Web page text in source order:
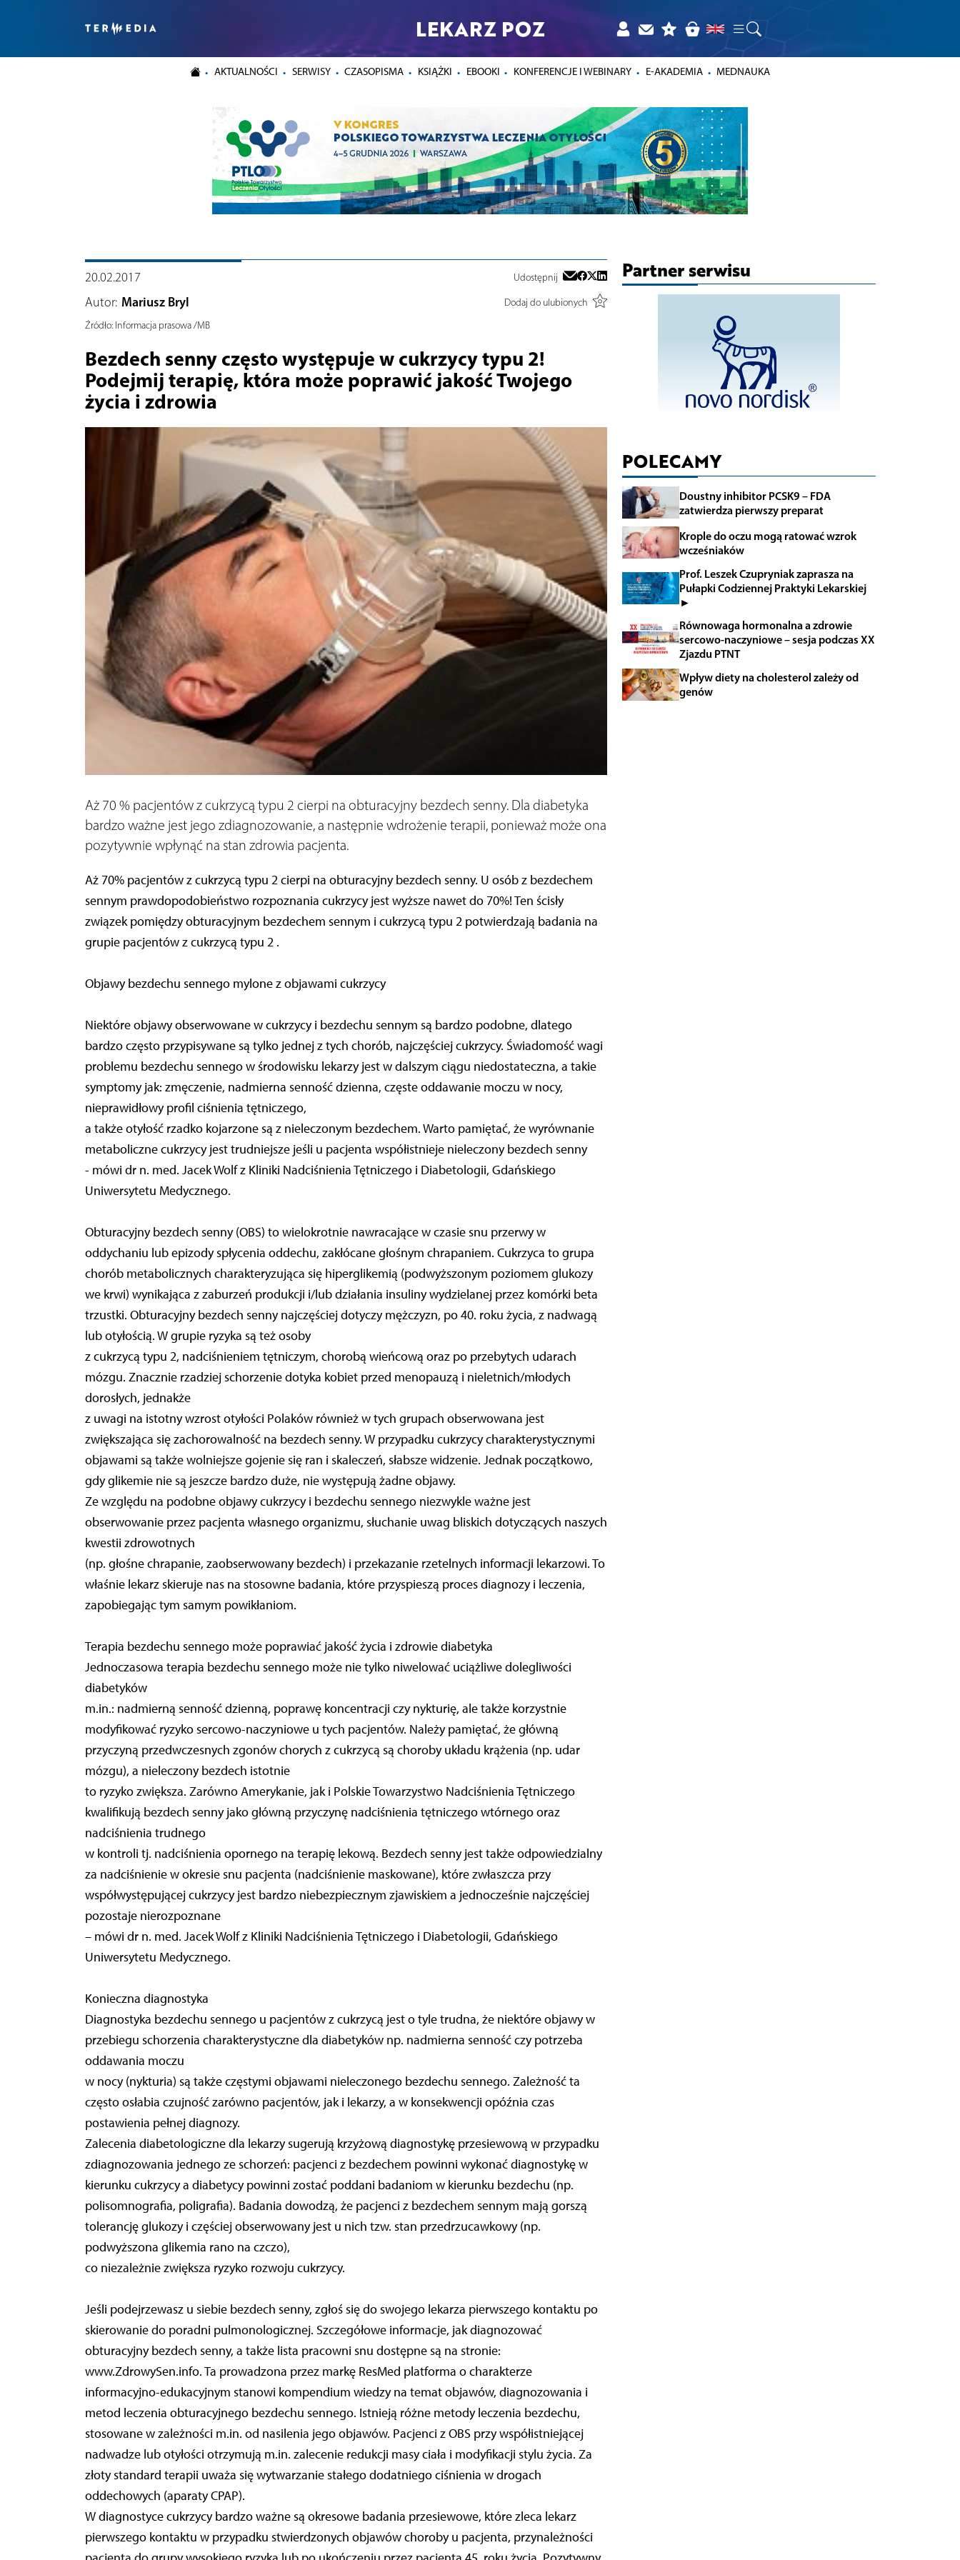
LEKARZ POZ
AKTUALNOŚCI SERWISY CZASOPISMA KSIĄŻKI EBOOKI KONFERENCJE I WEBINARY E-AKADEMIA MEDNAUKA
20.02.2017 Udostępnij
Autor: Mariusz Bryl
Dodaj do ulubionych
Źródło:Informacja prasowa /MB
Bezdech senny często występuje w cukrzycy typu 2!
Podejmij terapię, która może poprawić jakość Twojego
życia i zdrowia
Aż 70 % pacjentów z cukrzycą typu 2 cierpi na obturacyjny bezdech senny. Dla diabetyka
bardzo ważne jest jego zdiagnozowanie, a następnie wdrożenie terapii, ponieważ może ona
pozytywnie wpłynąć na stan zdrowia pacjenta.
Aż 70% pacjentów z cukrzycą typu 2 cierpi na obturacyjny bezdech senny. U osób z bezdechem
sennym prawdopodobieństwo rozpoznania cukrzycy jest wyższe nawet do 70%! Ten ścisły
związek pomiędzy obturacyjnym bezdechem sennym i cukrzycą typu 2 potwierdzają badania na
grupie pacjentów z cukrzycą typu 2 .
Objawy bezdechu sennego mylone z objawami cukrzycy
Niektóre objawy obserwowane w cukrzycy i bezdechu sennym są bardzo podobne, dlatego
bardzo często przypisywane są tylko jednej z tych chorób, najczęściej cukrzycy. Świadomość wagi
problemu bezdechu sennego w środowisku lekarzy jest w dalszym ciągu niedostateczna, a takie
symptomy jak: zmęczenie, nadmierna senność dzienna, częste oddawanie moczu w nocy,
nieprawidłowy profil ciśnienia tętniczego,
a także otyłość rzadko kojarzone są z nieleczonym bezdechem. Warto pamiętać, że wyrównanie
metaboliczne cukrzycy jest trudniejsze jeśli u pacjenta współistnieje nieleczony bezdech senny
- mówi dr n. med. Jacek Wolf z Kliniki Nadciśnienia Tętniczego i Diabetologii, Gdańskiego
Uniwersytetu Medycznego.
Obturacyjny bezdech senny (OBS) to wielokrotnie nawracające w czasie snu przerwy w
oddychaniu lub epizody spłycenia oddechu, zakłócane głośnym chrapaniem. Cukrzyca to grupa
chorób metabolicznych charakteryzująca się hiperglikemią (podwyższonym poziomem glukozy
we krwi) wynikająca z zaburzeń produkcji i/lub działania insuliny wydzielanej przez komórki beta
trzustki. Obturacyjny bezdech senny najczęściej dotyczy mężczyzn, po 40. roku życia, z nadwagą
lub otyłością. W grupie ryzyka są też osoby
z cukrzycą typu 2, nadciśnieniem tętniczym, chorobą wieńcową oraz po przebytych udarach
mózgu. Znacznie rzadziej schorzenie dotyka kobiet przed menopauzą i nieletnich/młodych
dorosłych, jednakże
z uwagi na istotny wzrost otyłości Polaków również w tych grupach obserwowana jest
zwiększająca się zachorowalność na bezdech senny. W przypadku cukrzycy charakterystycznymi
objawami są także wolniejsze gojenie się ran i skaleczeń, słabsze widzenie. Jednak początkowo,
gdy glikemie nie są jeszcze bardzo duże, nie występują żadne objawy.
Ze względu na podobne objawy cukrzycy i bezdechu sennego niezwykle ważne jest
obserwowanie przez pacjenta własnego organizmu, słuchanie uwag bliskich dotyczących naszych
kwestii zdrowotnych
(np. głośne chrapanie, zaobserwowany bezdech) i przekazanie rzetelnych informacji lekarzowi. To
właśnie lekarz skieruje nas na stosowne badania, które przyspieszą proces diagnozy i leczenia,
zapobiegając tym samym powikłaniom.
Terapia bezdechu sennego może poprawiać jakość życia i zdrowie diabetyka
Jednoczasowa terapia bezdechu sennego może nie tylko niwelować uciążliwe dolegliwości
diabetyków
m.in.: nadmierną senność dzienną, poprawę koncentracji czy nykturię, ale także korzystnie
modyfikować ryzyko sercowo-naczyniowe u tych pacjentów. Należy pamiętać, że główną
przyczyną przedwczesnych zgonów chorych z cukrzycą są choroby układu krążenia (np. udar
mózgu), a nieleczony bezdech istotnie
to ryzyko zwiększa. Zarówno Amerykanie, jak i Polskie Towarzystwo Nadciśnienia Tętniczego
kwalifikują bezdech senny jako główną przyczynę nadciśnienia tętniczego wtórnego oraz
nadciśnienia trudnego
w kontroli tj. nadciśnienia opornego na terapię lekową. Bezdech senny jest także odpowiedzialny
za nadciśnienie w okresie snu pacjenta (nadciśnienie maskowane), które zwłaszcza przy
współwystępującej cukrzycy jest bardzo niebezpiecznym zjawiskiem a jednocześnie najczęściej
pozostaje nierozpoznane
– mówi dr n. med. Jacek Wolf z Kliniki Nadciśnienia Tętniczego i Diabetologii, Gdańskiego
Uniwersytetu Medycznego.
Konieczna diagnostyka
Diagnostyka bezdechu sennego u pacjentów z cukrzycą jest o tyle trudna, że niektóre objawy w
przebiegu schorzenia charakterystyczne dla diabetyków np. nadmierna senność czy potrzeba
oddawania moczu
w nocy (nykturia) są także częstymi objawami nieleczonego bezdechu sennego. Zależność ta
często osłabia czujność zarówno pacjentów, jak i lekarzy, a w konsekwencji opóźnia czas
postawienia pełnej diagnozy.
Zalecenia diabetologiczne dla lekarzy sugerują krzyżową diagnostykę przesiewową w przypadku
zdiagnozowania jednego ze schorzeń: pacjenci z bezdechem powinni wykonać diagnostykę w
kierunku cukrzycy a diabetycy powinni zostać poddani badaniom w kierunku bezdechu (np.
polisomnografia, poligrafia). Badania dowodzą, że pacjenci z bezdechem sennym mają gorszą
tolerancję glukozy i częściej obserwowany jest u nich tzw. stan przedrzucawkowy (np.
podwyższona glikemia rano na czczo),
co niezależnie zwiększa ryzyko rozwoju cukrzycy.
Jeśli podejrzewasz u siebie bezdech senny, zgłoś się do swojego lekarza pierwszego kontaktu po
skierowanie do poradni pulmonologicznej. Szczegółowe informacje, jak diagnozować
obturacyjny bezdech senny, a także lista pracowni snu dostępne są na stronie:
www.ZdrowySen.info. Ta prowadzona przez markę ResMed platforma o charakterze
informacyjno-edukacyjnym stanowi kompendium wiedzy na temat objawów, diagnozowania i
metod leczenia obturacyjnego bezdechu sennego. Istnieją różne metody leczenia bezdechu,
stosowane w zależności m.in. od nasilenia jego objawów. Pacjenci z OBS przy współistniejącej
nadwadze lub otyłości otrzymują m.in. zalecenie redukcji masy ciała i modyfikacji stylu życia. Za
złoty standard terapii uważa się wytwarzanie stałego dodatniego ciśnienia w drogach
oddechowych (aparaty CPAP).
W diagnostyce cukrzycy bardzo ważne są okresowe badania przesiewowe, które zleca lekarz
pierwszego kontaktu w przypadku stwierdzonych objawów choroby u pacjenta, przynależności
Partner serwisu
POLECAMY
Doustny inhibitor PCSK9 – FDA
zatwierdza pierwszy preparat
Krople do oczu mogą ratować wzrok
wcześniaków
Prof. Leszek Czupryniak zaprasza na
Pułapki Codziennej Praktyki Lekarskiej
►
Równowaga hormonalna a zdrowie
sercowo-naczyniowe – sesja podczas XX
Zjazdu PTNT
Wpływ diety na cholesterol zależy od
genów